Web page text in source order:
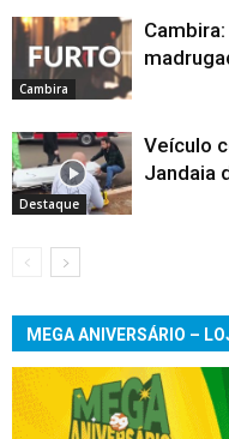
Cambira
Destaque
Veículo
Jandaia
MEGA ANIVERSÁRIO –